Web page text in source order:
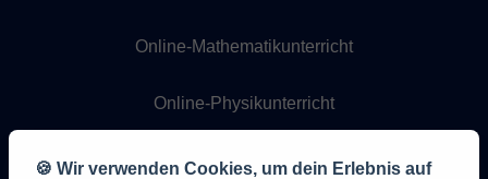
Online-Mathematikunterricht
Online-Physikunterricht
Online-Chemieunterricht
🍪 Wir verwenden Cookies, um dein Erlebnis auf